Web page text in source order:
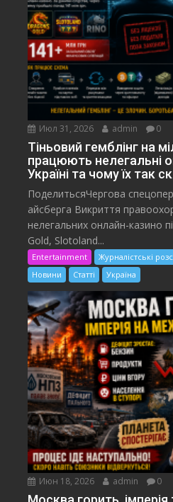
Июл 31, 2026 admin 0
Тіньовий гемблінг на
працюють нелегальні
Україні та чому їх так
ПоделитьсяЧергова
айсберга Викриття
нелегальних онлайн-казино
Gold, Slotoland...
Entertainment Журналістські
Новини
Статті Україна
Июн 18, 2026 admin 0